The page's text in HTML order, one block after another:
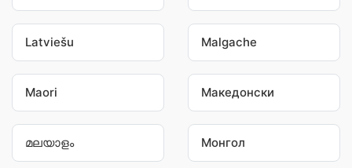
Latviešu Malgache
Maori Македонски
മലയാളം Монгол